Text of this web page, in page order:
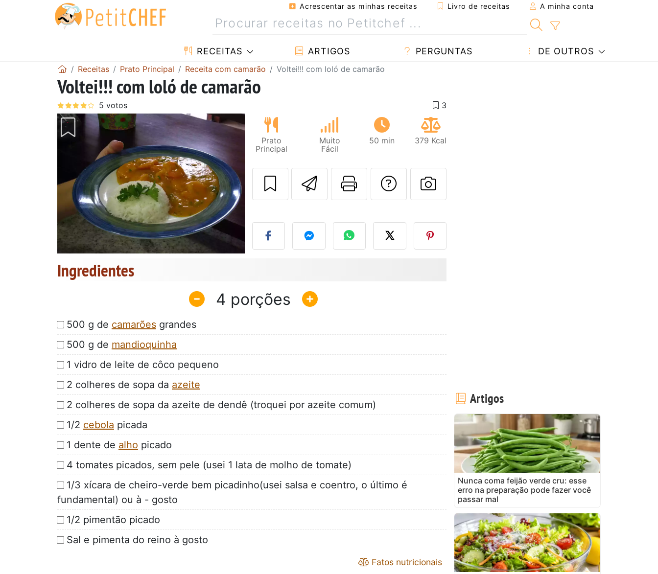
Acrescentar as minhas receitas Livro de receitas A minha conta
RECEITAS ARTIGOS PERGUNTAS DE OUTROS
Receitas Prato Principal Receita com camarão Voltei!!! com loló de camarão
Voltei!!! com loló de camarão
Prato
Principal
Muito
Fácil
50 min 379 Kcal
Enviar esta receita a um amigo
Imprima esta página
Falar com o autor da receita
Fez esta receita? Compartilhe
Ingredientes
4
500 g de camarões grandes
500 g de mandioquinha
1 vidro de leite de côco pequeno
2 colheres de sopa da azeite
2 colheres de sopa da azeite de dendê (troquei por azeite comum)
1/2 cebola picada
1 dente de alho picado
4 tomates picados, sem pele (usei 1 lata de molho de tomate)
1/3 xícara de cheiro-verde bem picadinho(usei salsa e coentro, o último é
fundamental) ou à - gosto
1/2 pimentão picado
Sal e pimenta do reino à gosto
Fatos nutricionais
Artigos
Nunca coma feijão verde cru: esse
erro na preparação pode fazer você
passar mal